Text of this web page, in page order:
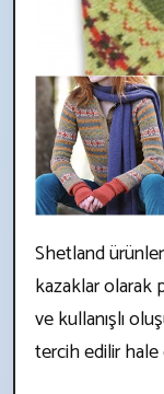
Shetland
kazaklar olarak
ve kullanışlı
tercih edilir